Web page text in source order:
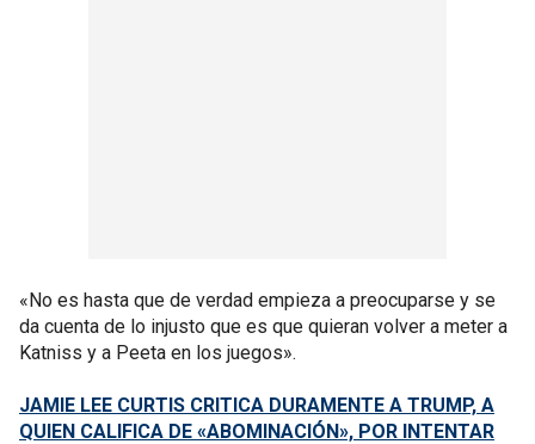
«No es hasta que de verdad empieza a preocuparse y se
da cuenta de lo injusto que es que quieran volver a meter a
Katniss y a Peeta en los juegos».
JAMIE LEE CURTIS CRITICA DURAMENTE A TRUMP, A
QUIEN CALIFICA DE «ABOMINACIÓN», POR INTENTAR